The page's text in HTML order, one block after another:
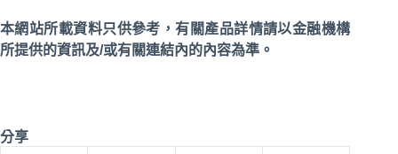
本網站所載資料只供參考，有關產品詳情請以金融機構
所提供的資訊及/或有關連結內的內容為準。
分享